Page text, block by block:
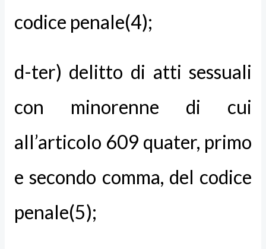
codice penale(4);
d-ter) delitto di atti sessuali
con minorenne di cui
all’articolo 609 quater, primo
e secondo comma, del codice
penale(5);